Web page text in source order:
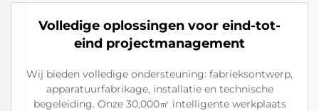
Volledige oplossingen voor eind-tot-
eind projectmanagement
Wij bieden volledige ondersteuning: fabrieksontwerp,
apparatuurfabrikage, installatie en technische
begeleiding. Onze 30,000㎡ intelligente werkplaats